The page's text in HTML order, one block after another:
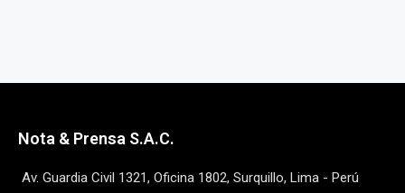
Nota & Prensa S.A.C.
Av. Guardia Civil 1321, Oficina 1802, Surquillo, Lima - Perú